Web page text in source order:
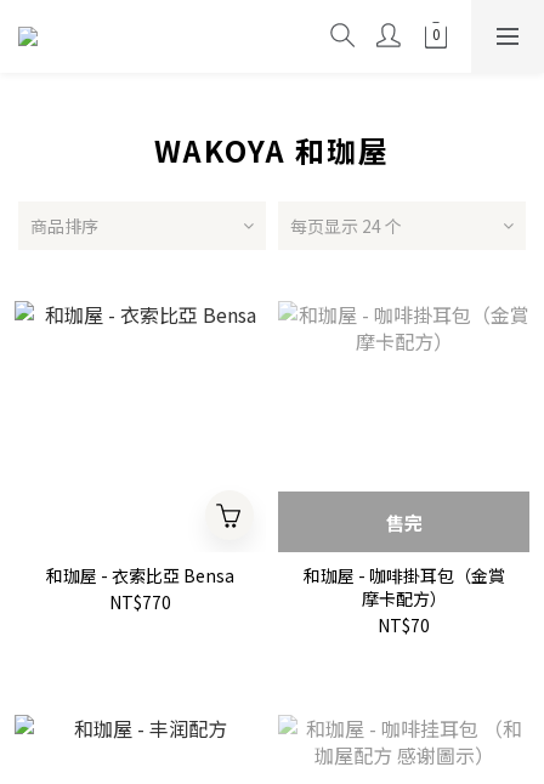
WAKOYA 和珈屋
商品排序 每页显示 24 个
和珈屋 - 衣索比亞 Bensa
NT$770
售完
和珈屋 - 咖啡掛耳包（金賞
摩卡配方）
NT$70